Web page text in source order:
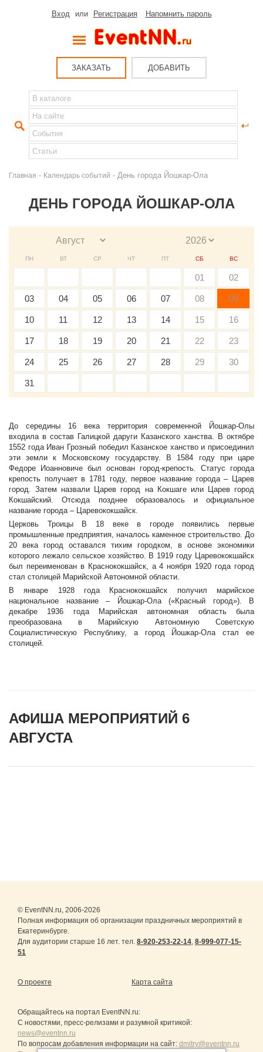
Вход или Регистрация Напомнить пароль
ЗАКАЗАТЬ ДОБАВИТЬ
Главная - Календарь событий - День города Йошкар-Ола
ДЕНЬ ГОРОДА ЙОШКАР-ОЛА
ПН ВТ СР ЧТ ПТ СБ ВС
01 02
03 04 05 06 07 08 09
10 11 12 13 14 15 16
17 18 19 20 21 22 23
24 25 26 27 28 29 30
31
До середины 16 века территория современной Йошкар-Олы
входила в состав Галицкой даруги Казанского ханства. В октябре
1552 года Иван Грозный победил Казанское ханство и присоединил
эти земли к Московскому государству. В 1584 году при царе
Федоре Иоанновиче был основан город-крепость. Статус города
крепость получает в 1781 году, первое название города – Царев
город. Затем назвали Царев город на Кокшаге или Царев город
Кокшайский. Отсюда позднее образовалось и официальное
название города – Царевококшайск.
Церковь Троицы В 18 веке в городе появились первые
промышленные предприятия, началось каменное строительство. До
20 века город оставался тихим городком, в основе экономики
которого лежало сельское хозяйство. В 1919 году Царевококшайск
был переименован в Краснококшайск, а 4 ноября 1920 года город
стал столицей Марийской Автономной области.
В январе 1928 года Краснококшайск получил марийское
национальное название – Йошкар-Ола («Красный город»). В
декабре 1936 года Марийская автономная область была
преобразована в Марийскую Автономную Советскую
Социалистическую Республику, а город Йошкар-Ола стал ее
столицей.
АФИША МЕРОПРИЯТИЙ 6
АВГУСТА
© EventNN.ru, 2006-2026
Полная информация об организации праздничных мероприятий в
Екатеринбурге.
Для аудитории старше 16 лет. тел. 8-920-253-22-14, 8-999-077-15-
51
О проекте Карта сайта
Обращайтесь на портал EventNN.ru:
С новостями, пресс-релизами и разумной критикой:
news@eventnn.ru
По вопросам добавления информации на сайт: dmitry@eventnn.ru